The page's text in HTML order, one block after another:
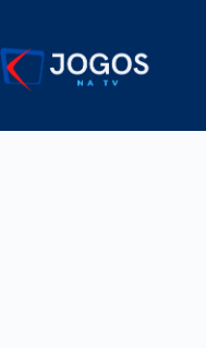
o
conteúdo